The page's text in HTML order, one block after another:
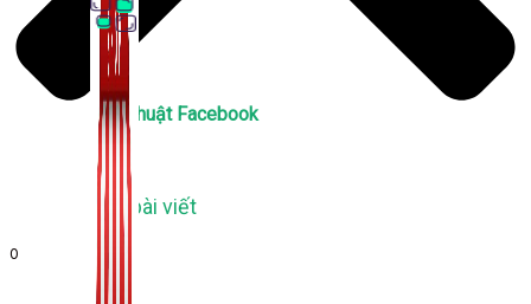
Thủ Thuật Facebook
536 bài viết
0